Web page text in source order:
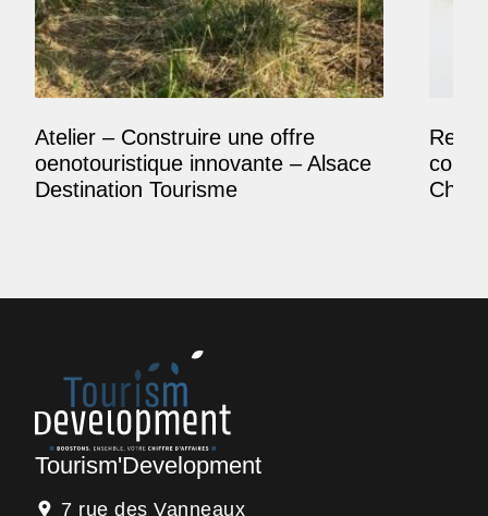
Atelier – Construire une offre
oenotouristique innovante – Alsace
Destination Tourisme
Tourism'Development
7 rue des Vanneaux